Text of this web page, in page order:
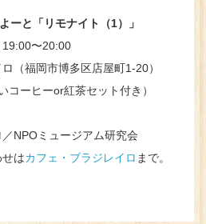
と「リモナイト（1）」
〜20:00
（福岡市博多区店屋町1-20）
コーヒーor紅茶セット付き）
NPOミュージアム研究会
はカフェ・ブラジレイロ まで。